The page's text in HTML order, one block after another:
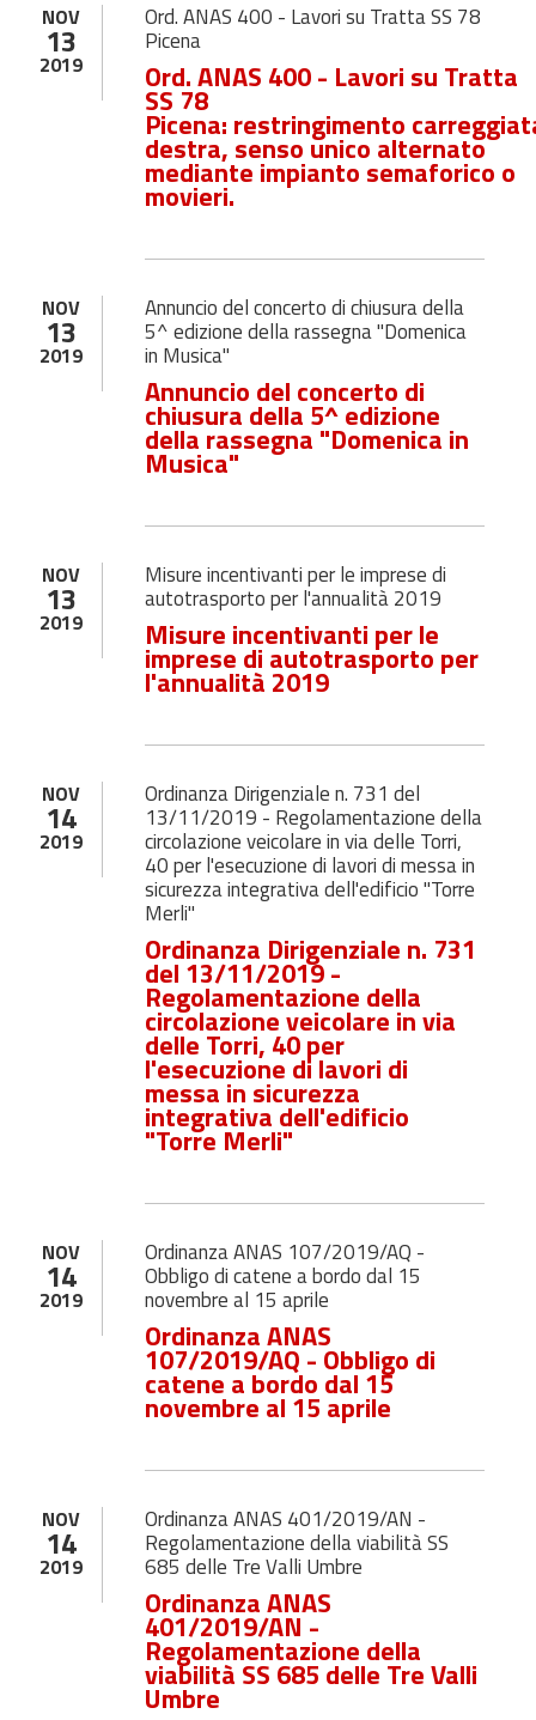
NOV
13
2019
Ord. ANAS 400 - Lavori su Tratta SS 78
Picena
Ord. ANAS 400 - Lavori su Tratta
SS 78
Picena: restringimento
destra, senso unico alternato
mediante impianto semaforico o
movieri.
NOV
13
2019
Annuncio del concerto di chiusura della
5^ edizione della rassegna "Domenica
in Musica"
Annuncio del concerto di
chiusura della 5^ edizione
della rassegna "Domenica in
Musica"
NOV
13
2019
Misure incentivanti per le imprese di
autotrasporto per l'annualità 2019
Misure incentivanti per le
imprese di autotrasporto per
l'annualità 2019
NOV
14
2019
Ordinanza Dirigenziale n. 731 del
13/11/2019 - Regolamentazione della
circolazione veicolare in via delle Torri,
40 per l'esecuzione di lavori di messa in
sicurezza integrativa dell'edificio "Torre
Merli"
Ordinanza Dirigenziale n. 731
del 13/11/2019 -
Regolamentazione della
circolazione veicolare in via
delle Torri, 40 per
l'esecuzione di lavori di
messa in sicurezza
integrativa dell'edificio
"Torre Merli"
NOV
14
2019
Ordinanza ANAS 107/2019/AQ -
Obbligo di catene a bordo dal 15
novembre al 15 aprile
Ordinanza ANAS
107/2019/AQ - Obbligo di
catene a bordo dal 15
novembre al 15 aprile
NOV
14
2019
Ordinanza ANAS 401/2019/AN -
Regolamentazione della viabilità SS
685 delle Tre Valli Umbre
Ordinanza ANAS
401/2019/AN -
Regolamentazione della
viabilità SS 685 delle Tre Valli
Umbre